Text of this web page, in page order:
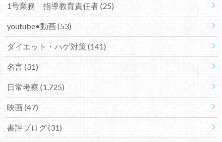
1号業務 指導教育責任者(25)
youtube•動画(53)
ダイエット・ハゲ対策(141)
名言(31)
日常考察 (1,725)
映画(47)
書評ブログ(31)